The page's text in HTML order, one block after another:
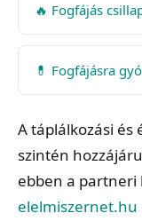
🔥 Fogfájás
💊 Fogfájásra
A táplálkozási
szintén
ebben a partneri
elelmiszernet.hu